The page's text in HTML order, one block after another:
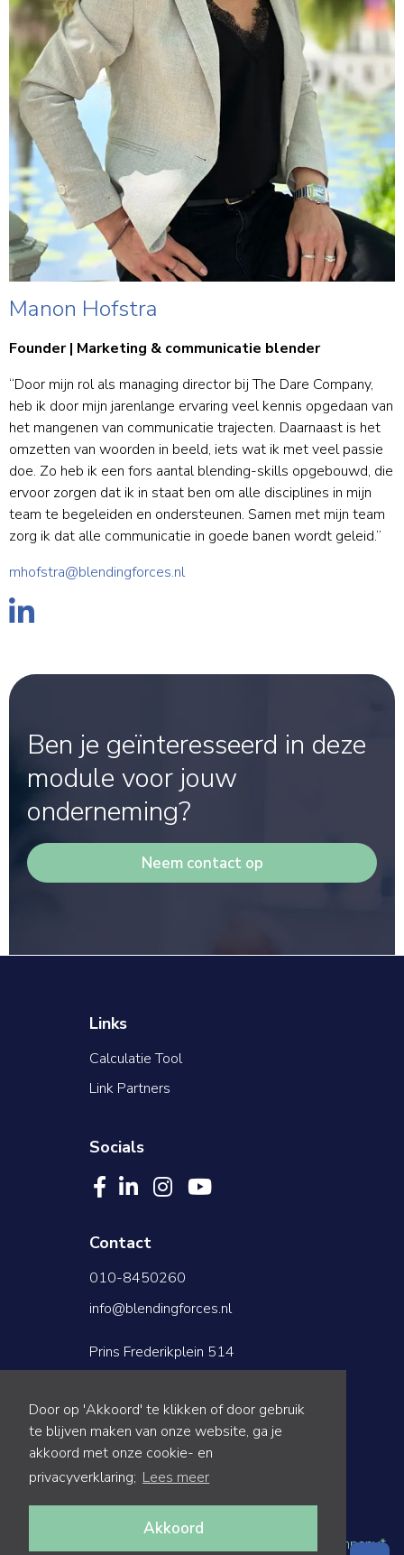
Door op 'Akkoord' te klikken of door gebruik
te blijven maken van onze website, ga je
akkoord met onze cookie- en
privacyverklaring; Lees meer
Akkoord
Manon Hofstra
Founder | Marketing & communicatie blender
“Door mijn rol als managing director bij The Dare Company,
heb ik door mijn jarenlange ervaring veel kennis opgedaan van
het mangenen van communicatie trajecten. Daarnaast is het
omzetten van woorden in beeld, iets wat ik met veel passie
doe. Zo heb ik een fors aantal blending-skills opgebouwd, die
ervoor zorgen dat ik in staat ben om alle disciplines in mijn
team te begeleiden en ondersteunen. Samen met mijn team
zorg ik dat alle communicatie in goede banen wordt geleid.”
mhofstra@blendingforces.nl
Ben je geïnteresseerd in deze
module voor jouw
onderneming?
Neem contact op
Links
Calculatie Tool
Link Partners
Socials
Contact
010-8450260
info@blendingforces.nl
Prins Frederikplein 514
The Dare Company*